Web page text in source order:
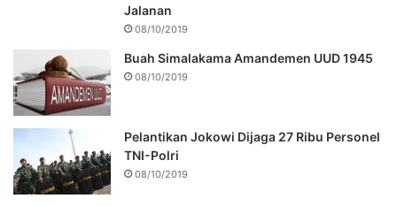
Jalanan
08/10/2019
Buah Simalakama Amandemen UUD 1945
08/10/2019
Pelantikan Jokowi Dijaga 27 Ribu Personel
TNI-Polri
08/10/2019